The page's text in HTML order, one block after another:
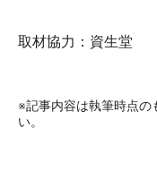
取材協力：資生堂
※記事内容は執筆時点の
い。